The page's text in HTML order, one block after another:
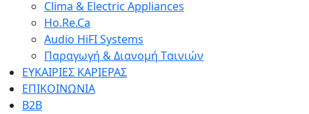
Clima & Electric Appliances
Ho.Re.Ca
Audio HiFI Systems
Παραγωγή & Διανομή Tαινιών
ΕΥΚΑΙΡΙΕΣ ΚΑΡΙΕΡΑΣ
ΕΠΙΚΟΙΝΩΝΙΑ
Β2Β